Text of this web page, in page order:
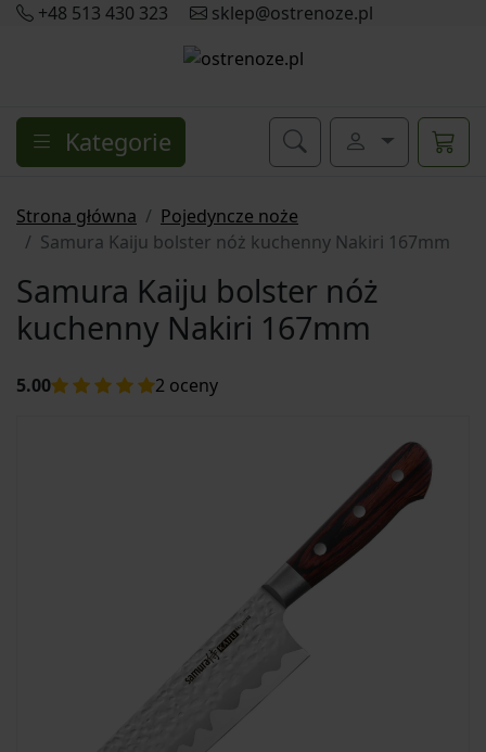
+48 513 430 323 sklep@ostrenoze.pl
Kategorie
Strona główna
Pojedyncze noże
Samura Kaiju bolster nóż kuchenny Nakiri 167mm
Samura Kaiju bolster nóż
kuchenny Nakiri 167mm
5.00 2 oceny